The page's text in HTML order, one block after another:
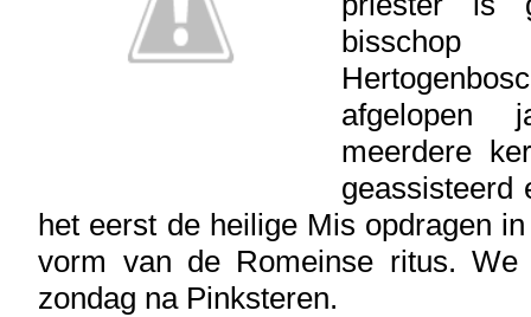
afgelopen
meerdere
geassisteerd
het eerst de heilige Mis opdragen
vorm van de Romeinse ritus.
zondag na Pinksteren.